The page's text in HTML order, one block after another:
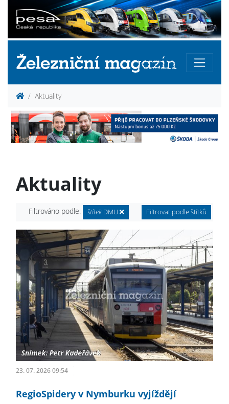
Aktuality
Aktuality
Filtrováno podle: štítek DMU Filtrovat podle štítků
23. 07. 2026 09:54
RegioSpidery v Nymburku vyjíždějí